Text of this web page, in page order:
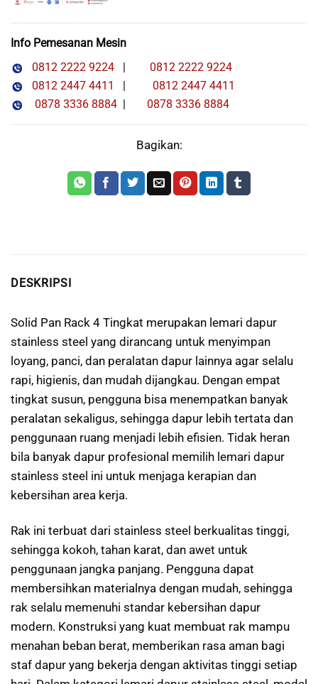
Info Pemesanan Mesin
0812 2222 9224 |
0812 2222 9224
0812 2447 4411
|
0812 2447 4411
0878 3336 8884 | 0878 3336 8884
Bagikan:
DESKRIPSI
Solid Pan Rack 4 Tingkat merupakan lemari dapur
stainless steel yang dirancang untuk menyimpan
loyang, panci, dan peralatan dapur lainnya agar selalu
rapi, higienis, dan mudah dijangkau. Dengan empat
tingkat susun, pengguna bisa menempatkan banyak
peralatan sekaligus, sehingga dapur lebih tertata dan
penggunaan ruang menjadi lebih efisien. Tidak heran
bila banyak dapur profesional memilih lemari dapur
stainless steel ini untuk menjaga kerapian dan
kebersihan area kerja.
Rak ini terbuat dari stainless steel berkualitas tinggi,
sehingga kokoh, tahan karat, dan awet untuk
penggunaan jangka panjang. Pengguna dapat
membersihkan materialnya dengan mudah, sehingga
rak selalu memenuhi standar kebersihan dapur
modern. Konstruksi yang kuat membuat rak mampu
menahan beban berat, memberikan rasa aman bagi
staf dapur yang bekerja dengan aktivitas tinggi setiap